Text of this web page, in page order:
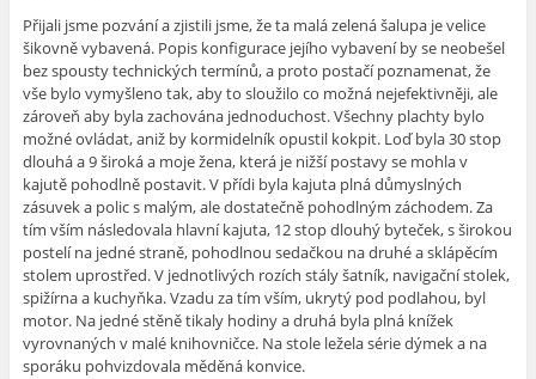
Přijali jsme pozvání a zjistili jsme, že ta malá zelená šalupa je velice
šikovně vybavená. Popis konfigurace jejího vybavení by se neobešel
bez spousty technických termínů, a proto postačí poznamenat, že
vše bylo vymyšleno tak, aby to sloužilo co možná nejefektivněji, ale
zároveň aby byla zachována jednoduchost. Všechny plachty bylo
možné ovládat, aniž by kormidelník opustil kokpit. Loď byla 30 stop
dlouhá a 9 široká a moje žena, která je nižší postavy se mohla v
kajutě pohodlně postavit. V přídi byla kajuta plná důmyslných
zásuvek a polic s malým, ale dostatečně pohodlným záchodem. Za
tím vším následovala hlavní kajuta, 12 stop dlouhý byteček, s širokou
postelí na jedné straně, pohodlnou sedačkou na druhé a sklápěcím
stolem uprostřed. V jednotlivých rozích stály šatník, navigační stolek,
spižírna a kuchyňka. Vzadu za tím vším, ukrytý pod podlahou, byl
motor. Na jedné stěně tikaly hodiny a druhá byla plná knížek
vyrovnaných v malé knihovničce. Na stole ležela série dýmek a na
sporáku pohvizdovala měděná konvice.